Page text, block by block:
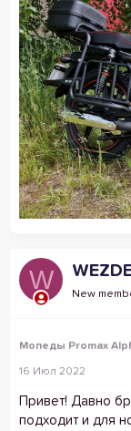
W
New
Мопеды Promax
16 Июл 2022
Привет! Давно
подходит и для